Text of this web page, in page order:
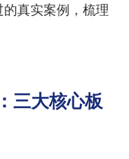
真实案例，梳理
三大核心板